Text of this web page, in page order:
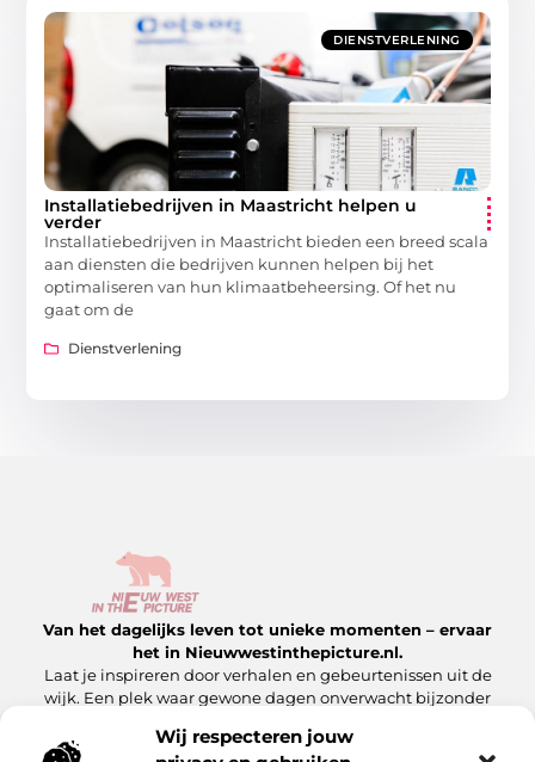
Wij respecteren jouw
DIENSTVERLENING
Installatiebedrijven in Maastricht helpen u
verder
Installatiebedrijven in Maastricht bieden een breed scala
aan diensten die bedrijven kunnen helpen bij het
optimaliseren van hun klimaatbeheersing. Of het nu
gaat om de
Dienstverlening
Van het dagelijks leven tot unieke momenten – ervaar
het in Nieuwwestinthepicture.nl.
Laat je inspireren door verhalen en gebeurtenissen uit de
wijk. Een plek waar gewone dagen onverwacht bijzonder